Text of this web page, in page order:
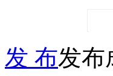
发 布发布